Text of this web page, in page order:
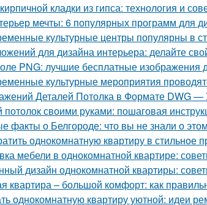
кладки из гипса: технология и
мечты: 6 популярных программ для
культурные центры популярны в
для дизайна интерьера: делайте
PNG: лучшие бесплатные изображения
культурные мероприятия
Деталей Потолка в Формате DWG —
потолок своими руками: пошаговая
факты о Белгороде: что вы не знали о
однокомнатную квартиру в стильное
мебели в однокомнатной квартире:
дизайн однокомнатной квартиры:
квартира – большой комфорт: как
однокомнатную квартиру уютной: идеи